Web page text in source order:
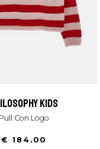
kids
Pull Con Logo
€ 184.00